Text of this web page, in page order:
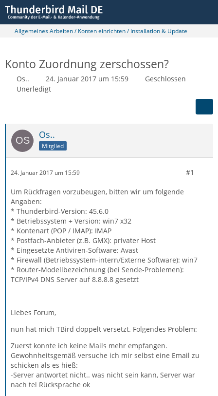
Allgemeines Arbeiten / Konten einrichten / Installation & Update
Konto Zuordnung zerschossen?
Os.. 24. Januar 2017 um 15:59
Geschlossen
Unerledigt
Os..
Mitglied
24. Januar 2017 um 15:59 #1
Um Rückfragen vorzubeugen, bitten wir um folgende
Angaben:
* Thunderbird-Version: 45.6.0
* Betriebssystem + Version: win7 x32
* Kontenart (POP / IMAP): IMAP
* Postfach-Anbieter (z.B. GMX): privater Host
* Eingesetzte Antiviren-Software: Avast
* Firewall (Betriebssystem-intern/Externe Software): win7
* Router-Modellbezeichnung (bei Sende-Problemen):
TCP/IPv4 DNS Server auf 8.8.8.8 gesetzt
Liebes Forum,
nun hat mich TBird doppelt versetzt. Folgendes Problem:
Zuerst konnte ich keine Mails mehr empfangen.
Gewohnheitsgemäß versuche ich mir selbst eine Email zu
schicken als es hieß:
-Server antwortet nicht.. was nicht sein kann, Server war
nach tel Rücksprache ok